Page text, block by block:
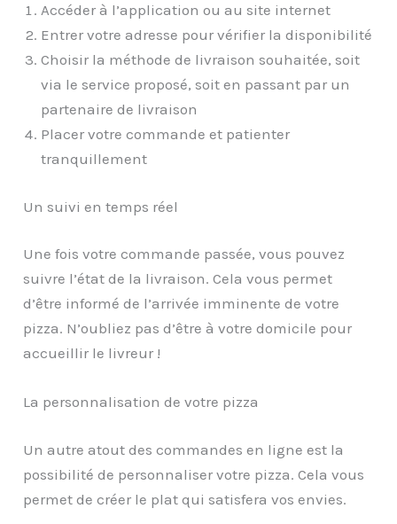
Accéder à l’application ou au site internet
Entrer votre adresse pour vérifier la disponibilité
Choisir la méthode de livraison souhaitée, soit
via le service proposé, soit en passant par un
partenaire de livraison
Placer votre commande et patienter
tranquillement
Un suivi en temps réel
Une fois votre commande passée, vous pouvez
suivre l’état de la livraison. Cela vous permet
d’être informé de l’arrivée imminente de votre
pizza. N’oubliez pas d’être à votre domicile pour
accueillir le livreur !
La personnalisation de votre pizza
Un autre atout des commandes en ligne est la
possibilité de personnaliser votre pizza. Cela vous
permet de créer le plat qui satisfera vos envies.